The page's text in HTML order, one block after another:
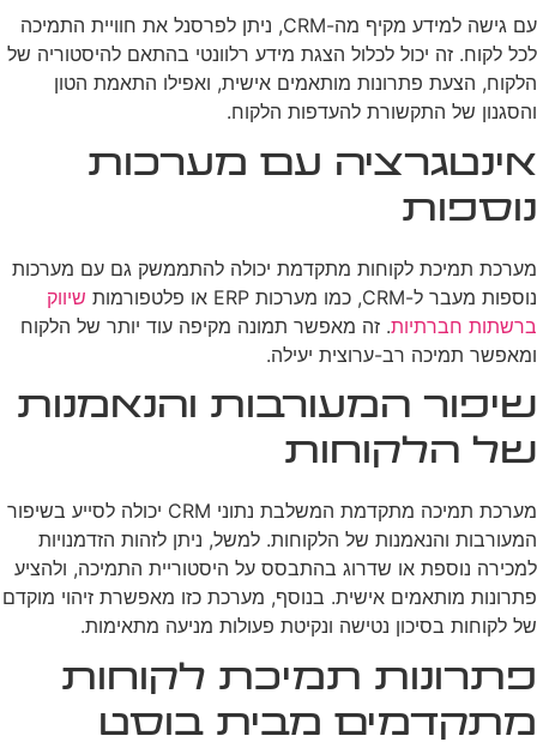
עם גישה למידע מקיף מה-CRM, ניתן לפרסנל את חוויית התמיכה
לכל לקוח. זה יכול לכלול הצגת מידע רלוונטי בהתאם להיסטוריה של
הלקוח, הצעת פתרונות מותאמים אישית, ואפילו התאמת הטון
והסגנון של התקשורת להעדפות הלקוח.
אינטגרציה עם מערכות
נוספות
מערכת תמיכת לקוחות מתקדמת יכולה להתממשק גם עם מערכות
נוספות מעבר ל-CRM, כמו מערכות ERP או פלטפורמות
שיווק
ברשתות חברתיות. זה מאפשר תמונה מקיפה עוד יותר של הלקוח
ומאפשר תמיכה רב-ערוצית יעילה.
שיפור המעורבות והנאמנות
של הלקוחות
מערכת תמיכה מתקדמת המשלבת נתוני CRM יכולה לסייע בשיפור
המעורבות והנאמנות של הלקוחות. למשל, ניתן לזהות הזדמנויות
למכירה נוספת או שדרוג בהתבסס על היסטוריית התמיכה, ולהציע
פתרונות מותאמים אישית. בנוסף, מערכת כזו מאפשרת זיהוי מוקדם
של לקוחות בסיכון נטישה ונקיטת פעולות מניעה מתאימות.
פתרונות תמיכת לקוחות
מתקדמים מבית בוסט